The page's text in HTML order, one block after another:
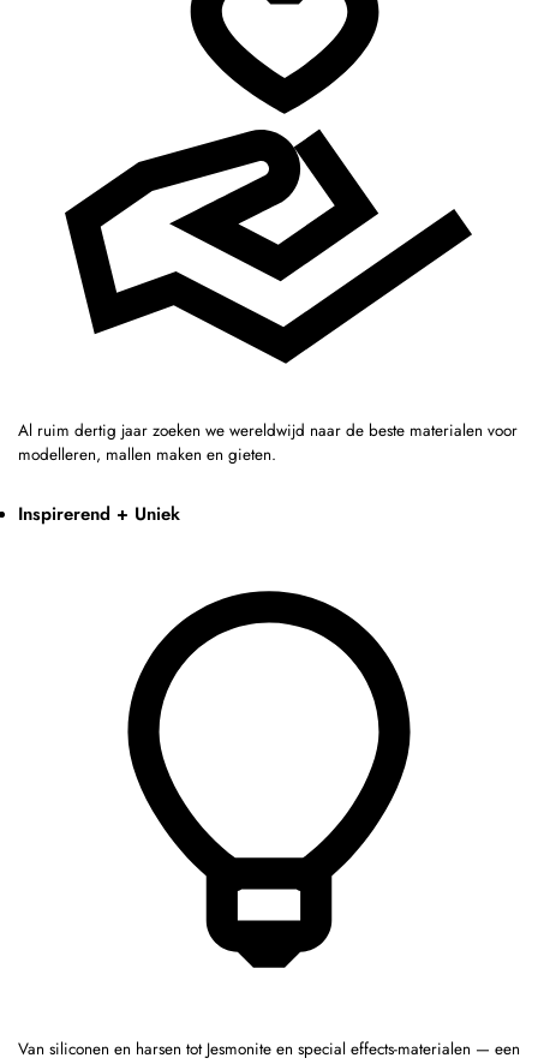
Al ruim dertig jaar zoeken we wereldwijd naar de beste materialen voor
modelleren, mallen maken en gieten.
Inspirerend + Uniek
Van siliconen en harsen tot Jesmonite en special effects-materialen — een